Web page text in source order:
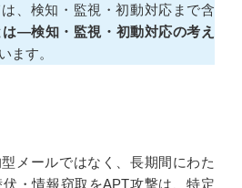
、検知・監視・初動対応まで含
―検知・監視・初動対応の考え
ます。
メールではなく、長期間にわた
・情報窃取をAPT攻撃は、特定